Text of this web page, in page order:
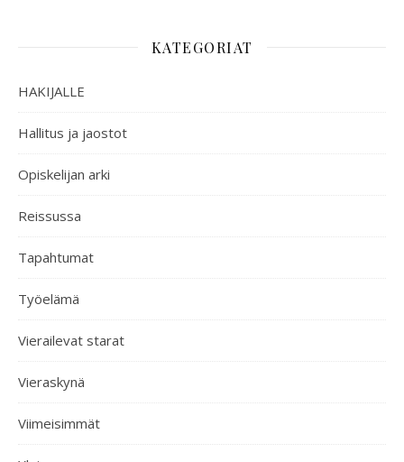
KATEGORIAT
HAKIJALLE
Hallitus ja jaostot
Opiskelijan arki
Reissussa
Tapahtumat
Työelämä
Vierailevat starat
Vieraskynä
Viimeisimmät